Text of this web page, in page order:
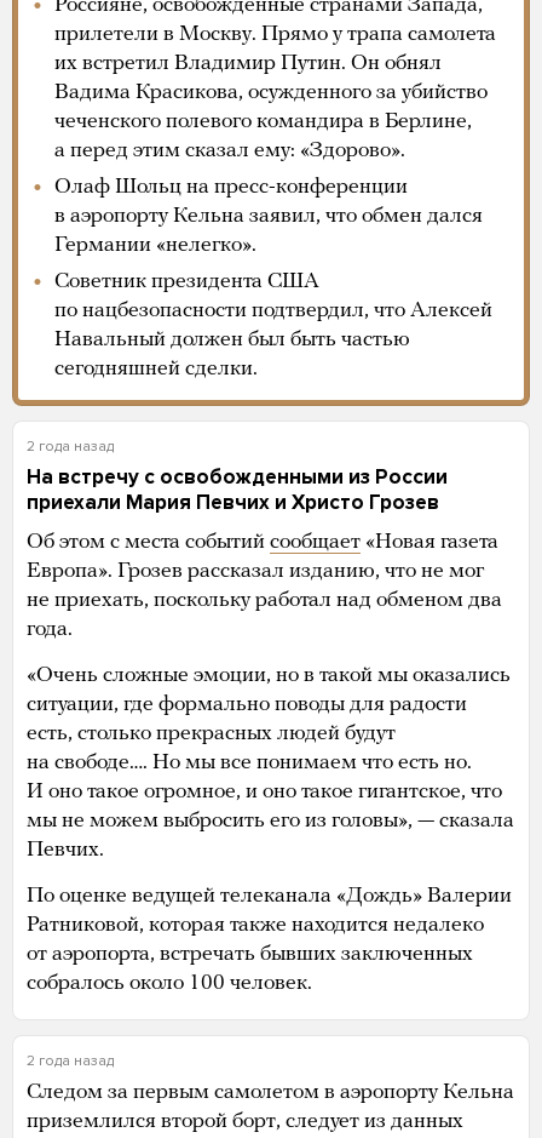
Россияне, освобожденные странами Запада,
прилетели в Москву. Прямо у трапа самолета
их встретил Владимир Путин. Он обнял
Вадима Красикова, осужденного за убийство
чеченского полевого командира в Берлине,
а перед этим сказал ему: «Здорово».
Олаф Шольц на пресс-конференции
в аэропорту Кельна заявил, что обмен дался
Германии «нелегко».
Советник президента США
по нацбезопасности подтвердил, что Алексей
Навальный должен был быть частью
сегодняшней сделки.
2 года назад
На встречу с освобожденными из России
приехали Мария Певчих и Христо Грозев
Об этом с места событий сообщает «Новая газета
Европа». Грозев рассказал изданию, что не мог
не приехать, поскольку работал над обменом два
года.
«Очень сложные эмоции, но в такой мы оказались
ситуации, где формально поводы для радости
есть, столько прекрасных людей будут
на свободе…. Но мы все понимаем что есть но.
И оно такое огромное, и оно такое гигантское, что
мы не можем выбросить его из головы», — сказала
Певчих.
По оценке ведущей телеканала «Дождь» Валерии
Ратниковой, которая также находится недалеко
от аэропорта, встречать бывших заключенных
собралось около 100 человек.
2 года назад
Следом за первым самолетом в аэропорту Кельна
приземлился второй борт, следует из данных